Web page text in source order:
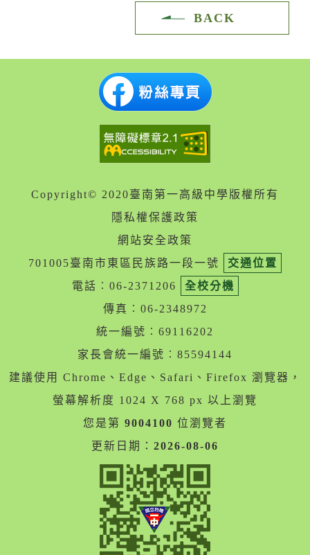
BACK
Copyright© 2020臺南第一高級中學版權所有
隱私權保護政策
網站安全政策
701005臺南市東區民族路一段一號
交通位置
電話︰06-2371206
全校分機
傳真︰06-2348972
統一編號︰69116202
家長會統一編號︰85594144
建議使用 Chrome、Edge、Safari、Firefox 瀏覽器，
螢幕解析度 1024 X 768 px 以上瀏覽
您是第 9004100 位瀏覽者
更新日期： 2026-08-06